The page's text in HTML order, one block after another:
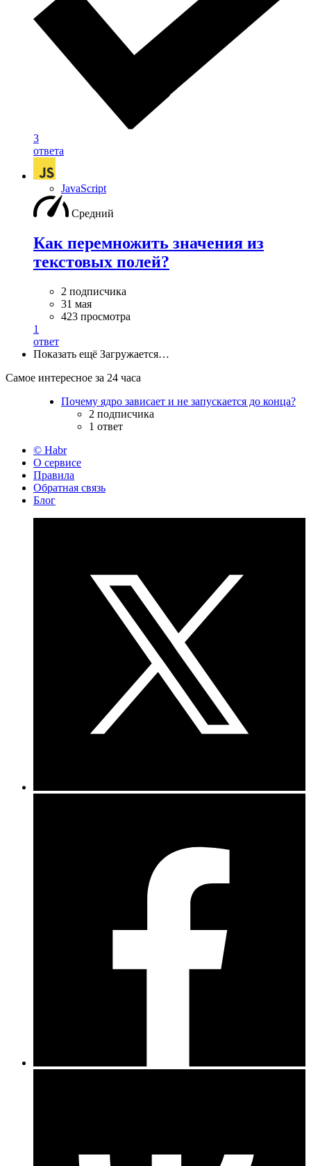
3
ответа
JavaScript
Средний
Как перемножить значения из
текстовых полей?
2 подписчика
31 мая
423 просмотра
1
ответ
Показать ещё Загружается…
Самое интересное за 24 часа
Почему ядро зависает и не запускается до конца?
2 подписчика
1 ответ
© Habr
О сервисе
Правила
Обратная связь
Блог